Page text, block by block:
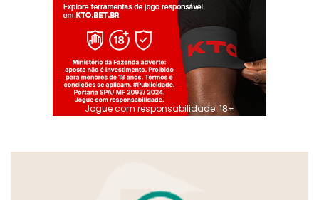
Jogue com responsabilidade. 18+